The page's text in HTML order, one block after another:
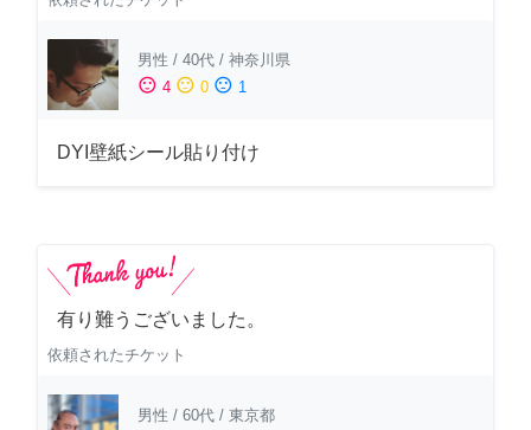
男性 / 40代 / 神奈川県
sentiment_satisfied 4 sentiment_neutral 0 sentiment_dissatisfied 1
DYI壁紙シール貼り付け
有り難うございました。
依頼されたチケット
男性 / 60代 / 東京都